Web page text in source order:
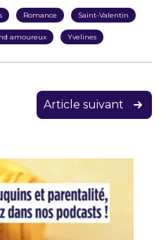
Romance Saint-Valentin
amoureux Yvelines
Article suivant